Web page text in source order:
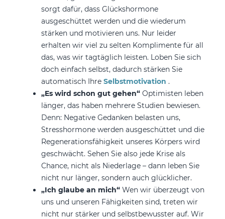
sorgt dafür, dass Glückshormone
ausgeschüttet werden und die wiederum
stärken und motivieren uns. Nur leider
erhalten wir viel zu selten Komplimente für all
das, was wir tagtäglich leisten. Loben Sie sich
doch einfach selbst, dadurch stärken Sie
automatisch Ihre Selbstmotivation .
„Es wird schon gut gehen“ Optimisten leben
länger, das haben mehrere Studien bewiesen.
Denn: Negative Gedanken belasten uns,
Stresshormone werden ausgeschüttet und die
Regenerationsfähigkeit unseres Körpers wird
geschwächt. Sehen Sie also jede Krise als
Chance, nicht als Niederlage – dann leben Sie
nicht nur länger, sondern auch glücklicher.
„Ich glaube an mich“ Wen wir überzeugt von
uns und unseren Fähigkeiten sind, treten wir
nicht nur stärker und selbstbewusster auf. Wir